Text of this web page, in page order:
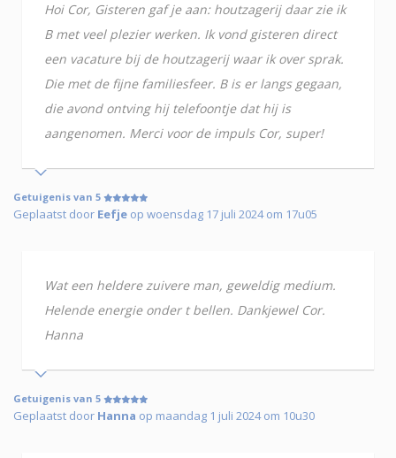
Hoi Cor, Gisteren gaf je aan: houtzagerij daar zie ik
B met veel plezier werken. Ik vond gisteren direct
een vacature bij de houtzagerij waar ik over sprak.
Die met de fijne familiesfeer. B is er langs gegaan,
die avond ontving hij telefoontje dat hij is
aangenomen. Merci voor de impuls Cor, super!
Getuigenis van 5
Geplaatst door Eefje op woensdag 17 juli 2024 om 17u05
Wat een heldere zuivere man, geweldig medium.
Helende energie onder t bellen. Dankjewel Cor.
Hanna
Getuigenis van 5
Geplaatst door Hanna op maandag 1 juli 2024 om 10u30